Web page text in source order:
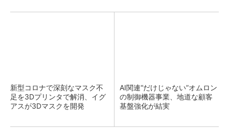
新型コロナで深刻なマスク不
足を3Dプリンタで解消、イグ
アスが3Dマスクを開発
AI関連“だけじゃない”オムロン
の制御機器事業、地道な顧客
基盤強化が結実